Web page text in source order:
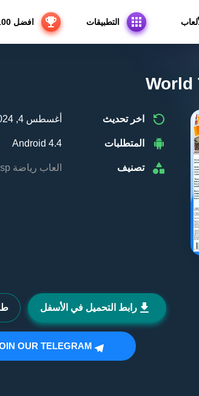
التطبيقات افضل 100
World
اخر تحديث أغسطس 4, 2024
المتطلبات Android 4.4
تصنيف العاب رياضة psp
رابط التحميل في الأسفل